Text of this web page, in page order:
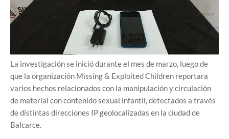
La investigación se inició durante el mes de marzo, luego de
que la organización Missing & Exploited Children reportara
varios hechos relacionados con la manipulación y circulación
de material con contenido sexual infantil, detectados a través
de distintas direcciones IP geolocalizadas en la ciudad de
Balcarce.